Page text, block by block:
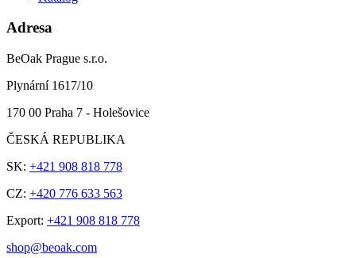
Adresa
BeOak Prague s.r.o.
Plynární 1617/10
170 00 Praha 7 - Holešovice
ČESKÁ REPUBLIKA
SK: +421 908 818 778
CZ: +420 776 633 563
Export: +421 908 818 778
shop@beoak.com